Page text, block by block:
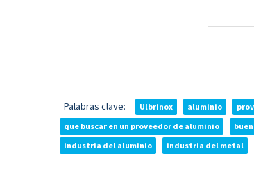
Palabras clave: Ulbrinox aluminio
que buscar en un proveedor de aluminio
industria del aluminio
industria del metal